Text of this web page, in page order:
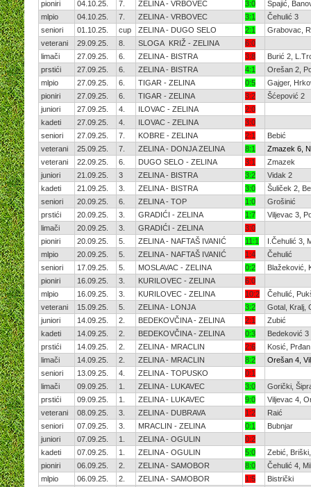
pioniri
04.10.25. 7. ZELINA - VRBOVEC 3:0
Spajić,
mlpio
04.10.25. 7. ZELINA - VRBOVEC 3:1
Čehulić 3
seniori
01.10.25. cup ZELINA - DUGO SELO 2:1
Grabovac,
veterani
29.09.25. 8. SLOGA KRIŽ - ZELINA
6:0
limači
27.09.25. 6. ZELINA - BISTRA 3:8
Burić 2,
prstići
27.09.25. 6. ZELINA - BISTRA 4:1
Orešan 2,
mlpio
27.09.25. 6. TIGAR - ZELINA 0:5
Gajger,
pioniri
27.09.25. 6. TIGAR - ZELINA 3:2
Šćepović 2
juniori
27.09.25. 4. ILOVAC - ZELINA
2:0
kadeti
27.09.25. 4. ILOVAC - ZELINA
3:0
seniori
27.09.25. 7. KOBRE - ZELINA 2:1
Bebić
veterani
25.09.25. 7. ZELINA - DONJA ZELINA 8:1
Zmazek 6,
veterani
22.09.25. 6. DUGO SELO - ZELINA 3:1
Zmazek
juniori
21.09.25. 3 ZELINA - BISTRA 3:2
Vidak 2
kadeti
21.09.25. 3. ZELINA - BISTRA 3:0
Šuliček 2,
seniori
20.09.25. 6. ZELINA - TOP 1:0
Grošinić
prstići
20.09.25. 3. GRADIĆI - ZELINA 1:7
Viljevac 3,
limači
20.09.25. 3. GRADIĆI - ZELINA
3:0
pioniri
20.09.25. 5. ZELINA - NAFTAŠ IVANIĆ 11:1
I.Čehulić 3,
mlpio
20.09.25. 5. ZELINA - NAFTAŠ IVANIĆ 1:4
Čehulić
seniori
17.09.25. 5. MOSLAVAC - ZELINA 0:2
Blažeković,
pioniri
16.09.25. 3. KURILOVEC - ZELINA
6:0
mlpio
16.09.25. 3. KURILOVEC - ZELINA 10:2
Čehulić,
veterani
15.09.25. 5. ZELINA - LONJA 3:2
Gotal, Kralj,
juniori
14.09.25. 2. BEDEKOVČINA - ZELINA 2:1
Zubić
kadeti
14.09.25. 2. BEDEKOVČINA - ZELINA 0:3
Bedeković 3
prstići
14.09.25. 2. ZELINA - MRACLIN 2:6
Kosić, Prđan
limači
14.09.25. 2. ZELINA - MRACLIN 8:2
Orešan 4,
seniori
13.09.25. 4. ZELINA - TOPUSKO
0:1
limači
09.09.25. 1. ZELINA - LUKAVEC 3:0
Gorički,
prstići
09.09.25. 1. ZELINA - LUKAVEC 9:0
Viljevac 4,
veterani
08.09.25. 3. ZELINA - DUBRAVA 1:2
Raić
seniori
07.09.25. 3. MRACLIN - ZELINA 0:1
Bubnjar
juniori
07.09.25. 1. ZELINA - OGULIN
0:2
kadeti
07.09.25. 1. ZELINA - OGULIN 5:0
Zebić,
pioniri
06.09.25. 2. ZELINA - SAMOBOR 8:0
Čehulić 4,
mlpio
06.09.25. 2. ZELINA - SAMOBOR 1:5
Bistrički